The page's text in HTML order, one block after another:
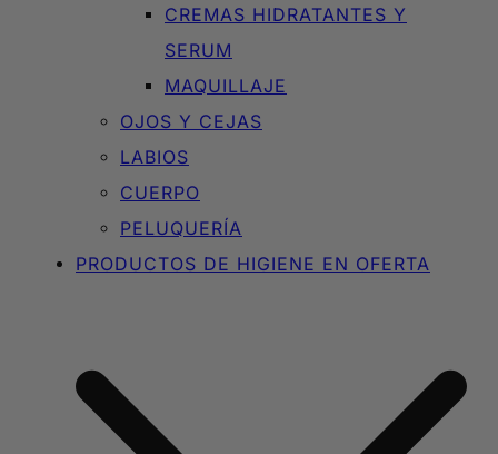
CREMAS HIDRATANTES Y
SERUM
MAQUILLAJE
OJOS Y CEJAS
LABIOS
CUERPO
PELUQUERÍA
PRODUCTOS DE HIGIENE EN OFERTA